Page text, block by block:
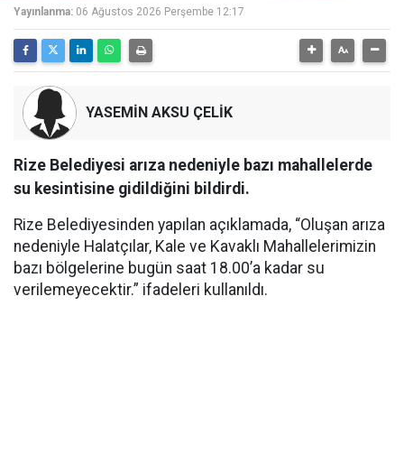
Yayınlanma: 06 Ağustos 2026 Perşembe 12:17
YASEMİN AKSU ÇELİK
Rize Belediyesi arıza nedeniyle bazı mahallelerde
su kesintisine gidildiğini bildirdi.
Rize Belediyesinden yapılan açıklamada, “Oluşan arıza
nedeniyle Halatçılar, Kale ve Kavaklı Mahallelerimizin
bazı bölgelerine bugün saat 18.00’a kadar su
verilemeyecektir.” ifadeleri kullanıldı.